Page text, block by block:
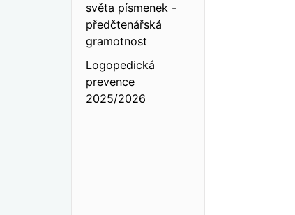
světa písmenek -
předčtenářská
gramotnost
Logopedická
prevence
2025/2026